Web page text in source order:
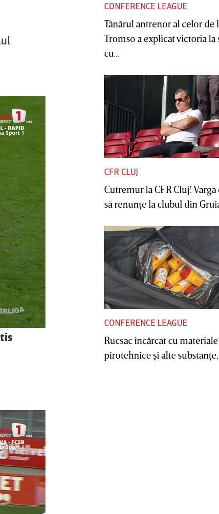
CONFERENCE LEAGUE
Tânărul antrenor al celor de
Tromso a explicat victoria la
cu...
CFR CLUJ
Cutremur la CFR Cluj! Varga
să renunţe la clubul din
CONFERENCE LEAGUE
Rucsac încărcat cu materiale
pirotehnice şi alte substanţe,